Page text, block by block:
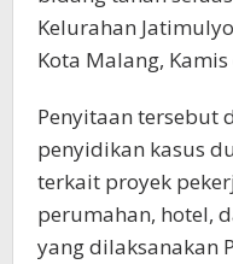
Kelurahan
Kota Malang,
Penyitaan tersebut
penyidikan kasus
terkait proyek
perumahan, hotel,
yang dilaksanakan